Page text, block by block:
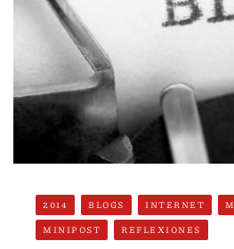
2014 BLOGS INTERNET
MINIPOST REFLEXIONES